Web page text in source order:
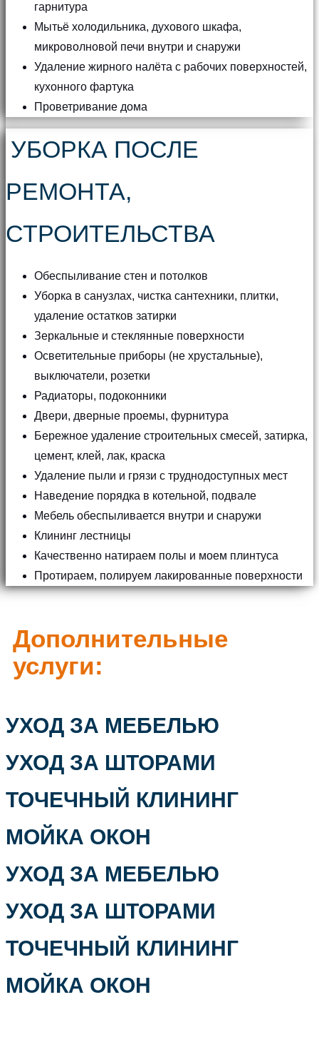
гарнитура
Мытьё холодильника, духового шкафа,
микроволновой печи внутри и снаружи
Удаление жирного налёта с рабочих поверхностей,
кухонного фартука
Проветривание дома
УБОРКА ПОСЛЕ
РЕМОНТА,
СТРОИТЕЛЬСТВА
Обеспыливание стен и потолков
Уборка в санузлах, чистка сантехники, плитки,
удаление остатков затирки
Зеркальные и стеклянные поверхности
Осветительные приборы (не хрустальные),
выключатели, розетки
Радиаторы, подоконники
Двери, дверные проемы, фурнитура
Бережное удаление строительных смесей, затирка,
цемент, клей, лак, краска
Удаление пыли и грязи с труднодоступных мест
Наведение порядка в котельной, подвале
Мебель обеспыливается внутри и снаружи
Клининг лестницы
Качественно натираем полы и моем плинтуса
Протираем, полируем лакированные поверхности
Дополнительные
услуги:
УХОД ЗА МЕБЕЛЬЮ
УХОД ЗА ШТОРАМИ
ТОЧЕЧНЫЙ КЛИНИНГ
МОЙКА ОКОН
УХОД ЗА МЕБЕЛЬЮ
УХОД ЗА ШТОРАМИ
ТОЧЕЧНЫЙ КЛИНИНГ
МОЙКА ОКОН